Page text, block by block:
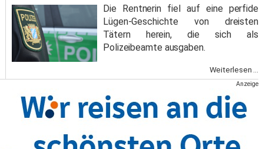
Die Rentnerin fiel auf eine perfide
Lügen-Geschichte von dreisten
Tätern herein, die sich als
Polizeibeamte ausgaben.
Weiterlesen ...
Anzeige